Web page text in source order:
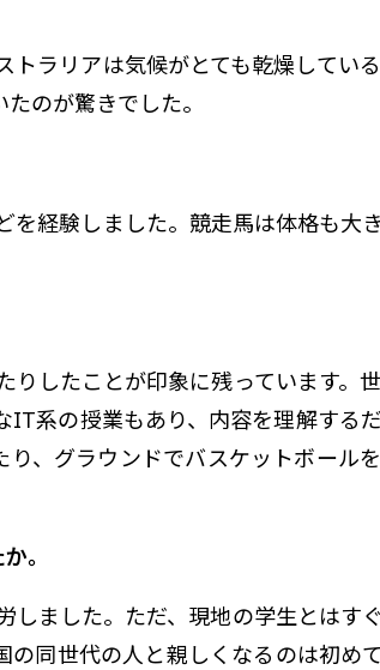
ラリアは気候がとても乾燥してい
のが驚きでした。
経験しました。競走馬は体格も大
したことが印象に残っています。
系の授業もあり、内容を理解する
、グラウンドでバスケットボール
。
ました。ただ、現地の学生とはす
同世代の人と親しくなるのは初め